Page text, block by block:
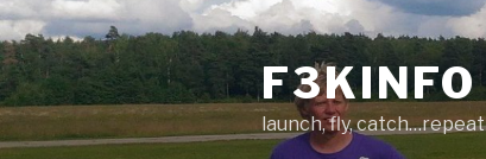
Zum
Inhalt
springen
F3KINFO
launch, fly, catch…repeat